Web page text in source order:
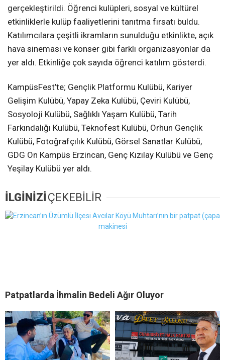
gerçekleştirildi. Öğrenci kulüpleri, sosyal ve kültürel
etkinliklerle kulüp faaliyetlerini tanıtma fırsatı buldu.
Katılımcılara çeşitli ikramların sunulduğu etkinlikte, açık
hava sineması ve konser gibi farklı organizasyonlar da
yer aldı. Etkinliğe çok sayıda öğrenci katılım gösterdi.
KampüsFest’te; Gençlik Platformu Kulübü, Kariyer
Gelişim Kulübü, Yapay Zeka Kulübü, Çeviri Kulübü,
Sosyoloji Kulübü, Sağlıklı Yaşam Kulübü, Tarih
Farkındalığı Kulübü, Teknofest Kulübü, Orhun Gençlik
Kulübü, Fotoğrafçılık Kulübü, Görsel Sanatlar Kulübü,
GDG On Kampüs Erzincan, Genç Kızılay Kulübü ve Genç
Yeşilay Kulübü yer aldı.
İLGİNİZİÇEKEBİLİR
Patpatlarda İhmalin Bedeli Ağır Oluyor